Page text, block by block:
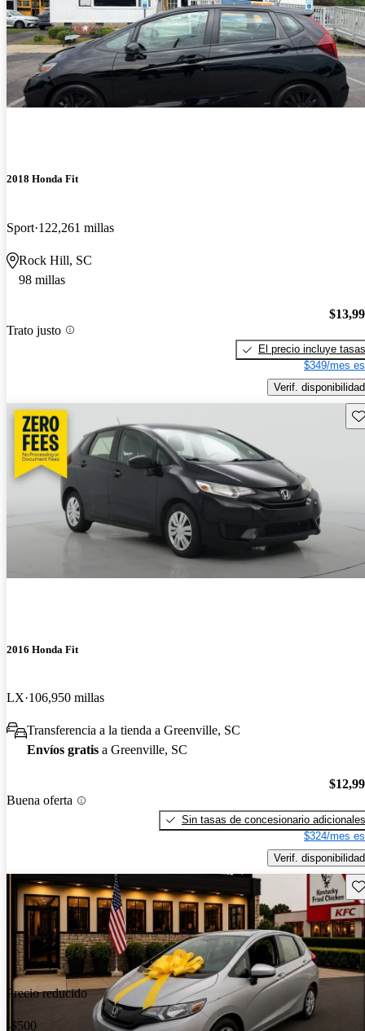
2018 Honda Fit
Sport 122,261 millas
Rock Hill, SC
98 millas
Trato justo
El precio incluye tasas
$349/mes
Verif. disponibilidad
2016 Honda Fit
LX 106,950 millas
Transferencia a la tienda a Greenville, SC
Envíos gratis a Greenville, SC
Buena oferta
Sin tasas de concesionario adicionales
$324/mes
Verif. disponibilidad
Precio reducido
-$500